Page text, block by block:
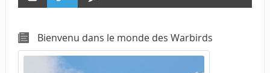
Bienvenu dans le monde des Warbirds